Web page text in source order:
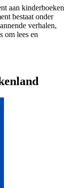
aan kinderboeken
bestaat onder
verhalen,
om lees en